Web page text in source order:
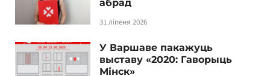
абрад
31 ліпеня 2026
У Варшаве пакажуць
выставу «2020: Гаворыць
Мінск»